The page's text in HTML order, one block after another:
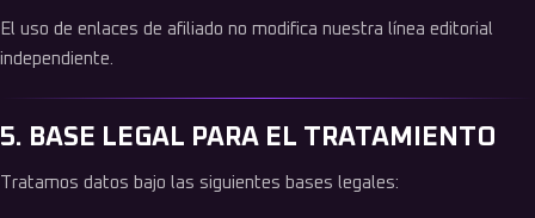
El uso de enlaces de afiliado no modifica nuestra línea editorial
independiente.
5. BASE LEGAL PARA EL TRATAMIENTO
Tratamos datos bajo las siguientes bases legales: